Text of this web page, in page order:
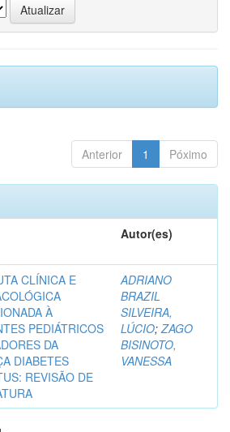
Anterior 1 Póximo
Autor(es)
CLÍNICA E
À
PEDIÁTRICOS
DA
DIABETES
REVISÃO DE
ADRIANO
BRAZIL
SILVEIRA,
LÚCIO;ZAGO
BISINOTO,
VANESSA